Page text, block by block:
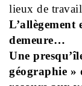
lieux de
L’allègement
demeure…
Une
géographie »